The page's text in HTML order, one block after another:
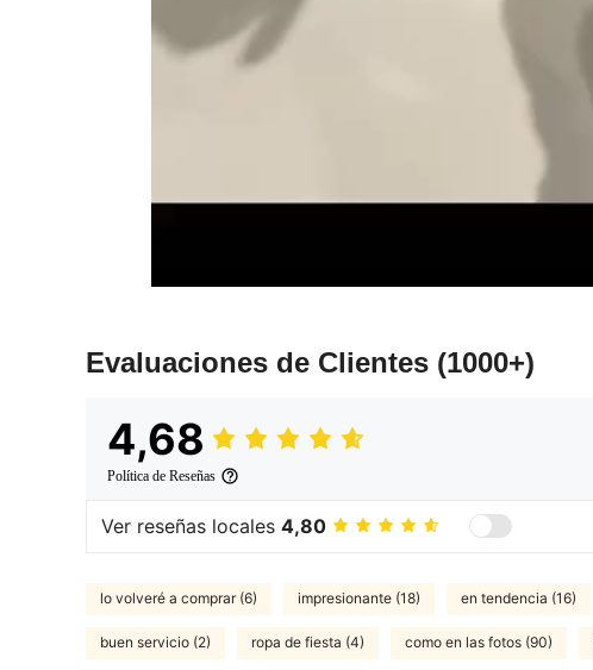
Evaluaciones de Clientes (1000+)
4,68
Política de Reseñas
Ver reseñas locales 4,80
lo volveré a comprar (6) impresionante (18) en tendencia (16)
buen servicio (2) ropa de fiesta (4) como en las fotos (90)